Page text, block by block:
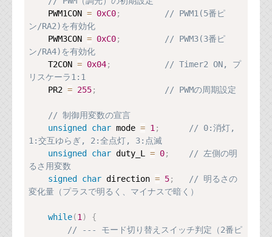
    PWM1CON
= 0xC0;
// PWM1(5番ピ
ン/RA2)を有効化
    PWM3CON
= 0xC0;
// PWM3(3番ピ
ン/RA4)を有効化
    T2CON
= 0x04;
// Timer2 ON, プ
リスケーラ1:1
    PR2
= 255; // PWMの周期設定
// 制御用変数の宣言
unsigned
char mode = 1 ;
// 0:消灯,
1:交互ゆらぎ, 2:全点灯, 3:点滅
unsigned
char duty_L = 0;
// 左側の明
るさ用変数
signed
char direction = 5;
// 明るさの
変化量（プラスで明るく、マイナスで暗く）
while(1 )
{
// --- モード切り替えスイッチ判定（2番ピ